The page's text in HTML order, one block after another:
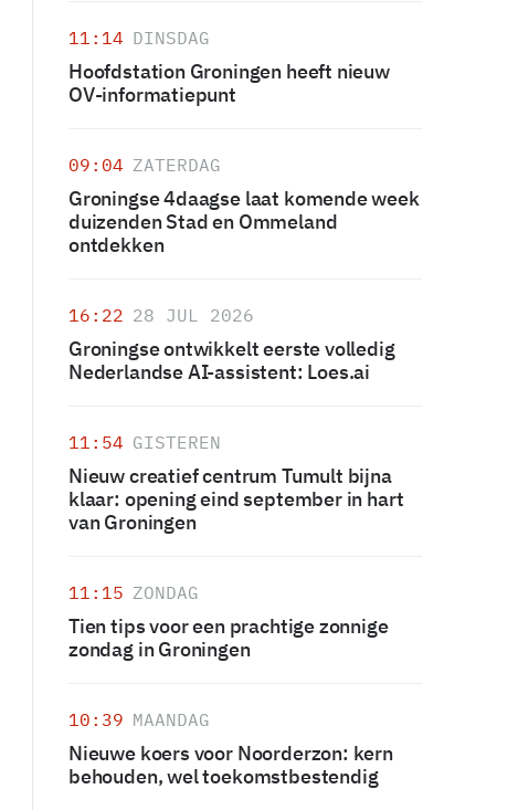
11:14 DINSDAG
Hoofdstation Groningen heeft nieuw
OV-informatiepunt
09:04 ZATERDAG
Groningse 4daagse laat komende week
duizenden Stad en Ommeland
ontdekken
16:22 28 JUL 2026
Groningse ontwikkelt eerste volledig
Nederlandse AI-assistent: Loes.ai
11:54 GISTEREN
Nieuw creatief centrum Tumult bijna
klaar: opening eind september in hart
van Groningen
11:15 ZONDAG
Tien tips voor een prachtige zonnige
zondag in Groningen
10:39 MAANDAG
Nieuwe koers voor Noorderzon: kern
behouden, wel toekomstbestendig